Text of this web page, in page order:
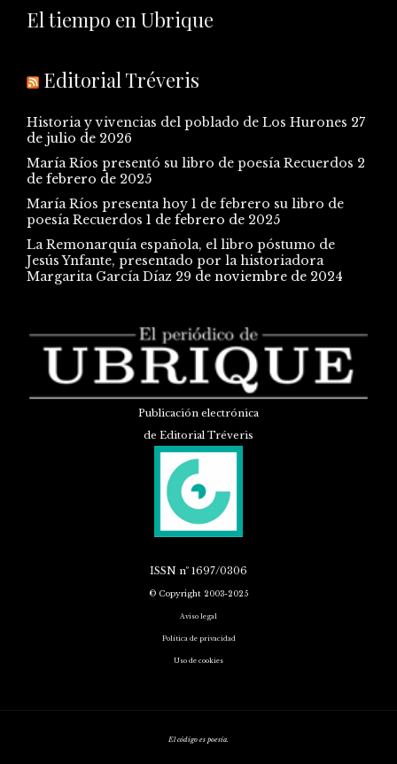
El tiempo en Ubrique
Editorial Tréveris
Historia y vivencias del poblado de Los Hurones 27
de julio de 2026
María Ríos presentó su libro de poesía Recuerdos 2
de febrero de 2025
María Ríos presenta hoy 1 de febrero su libro de
poesía Recuerdos 1 de febrero de 2025
La Remonarquía española, el libro póstumo de
Jesús Ynfante, presentado por la historiadora
Margarita García Díaz 29 de noviembre de 2024
Publicación electrónica
de Editorial Tréveris
ISSN nº 1697/0306
© Copyright 2003-2025
Aviso legal
Política de privacidad
Uso de cookies
El código es poesía.